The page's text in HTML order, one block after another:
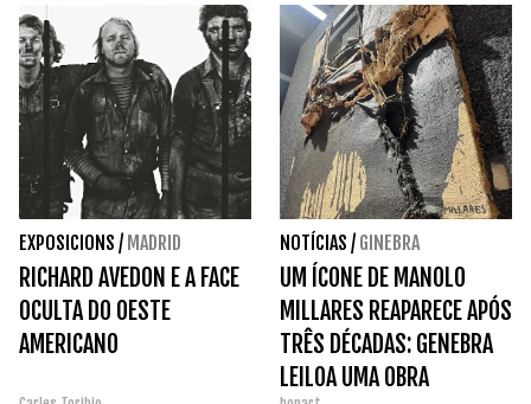
EXPOSICIONS / MADRID
RICHARD AVEDON E A FACE
OCULTA DO OESTE
AMERICANO
NOTÍCIAS / GINEBRA
UM ÍCONE DE MANOLO
MILLARES REAPARECE APÓS
TRÊS DÉCADAS: GENEBRA
LEILOA UMA OBRA